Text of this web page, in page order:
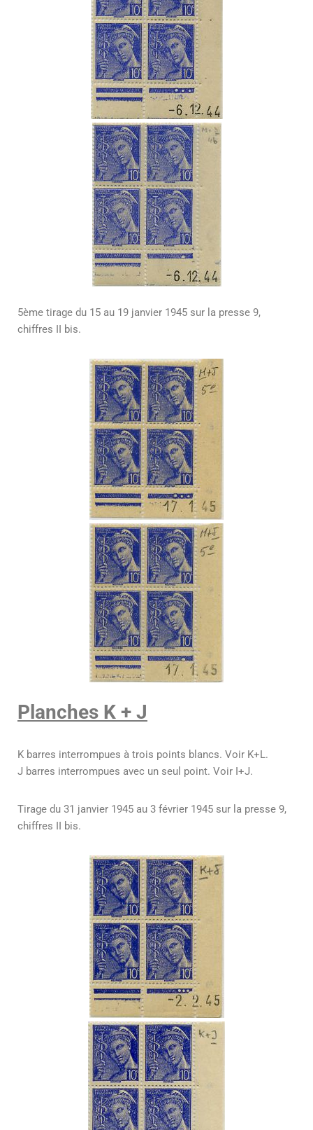
5ème tirage du 15 au 19 janvier 1945 sur la presse 9,
chiffres II bis.
Planches K + J
K barres interrompues à trois points blancs. Voir K+L.
J barres interrompues avec un seul point. Voir I+J.
Tirage du 31 janvier 1945 au 3 février 1945 sur la presse 9,
chiffres II bis.